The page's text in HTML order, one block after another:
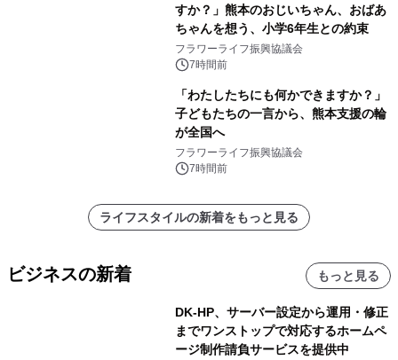
すか？」熊本のおじいちゃん、おばあ
ちゃんを想う、小学6年生との約束
フラワーライフ振興協議会
7時間前
「わたしたちにも何かできますか？」
子どもたちの一言から、熊本支援の輪
が全国へ
フラワーライフ振興協議会
7時間前
ライフスタイルの新着をもっと見る
ビジネスの新着 もっと見る
DK-HP、サーバー設定から運用・修正
までワンストップで対応するホームペ
ージ制作請負サービスを提供中